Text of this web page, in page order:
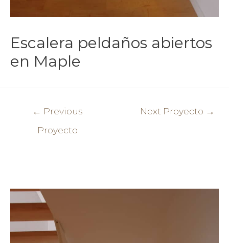
Escalera peldaños abiertos
en Maple
← Previous
Proyecto
Next Proyecto →